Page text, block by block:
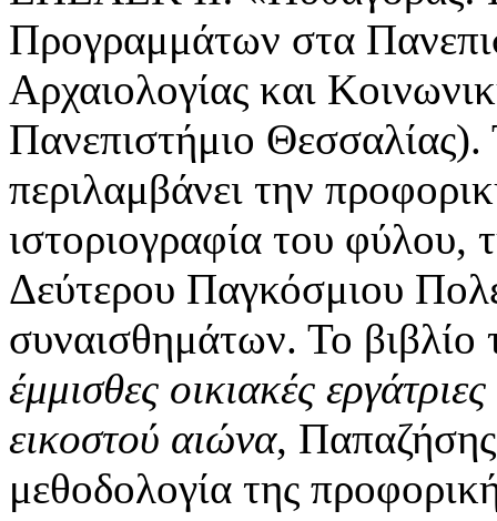
Προγραμμάτων στα
Αρχαιολογίας και
Πανεπιστήμιο Θεσσαλίας).
περιλαμβάνει την
ιστοριογραφία του φύλου,
Δεύτερου Παγκόσμιου
συναισθημάτων. Το βιβλίο
έμμισθες οικιακές
εικοστού αιώνα,
μεθοδολογία της